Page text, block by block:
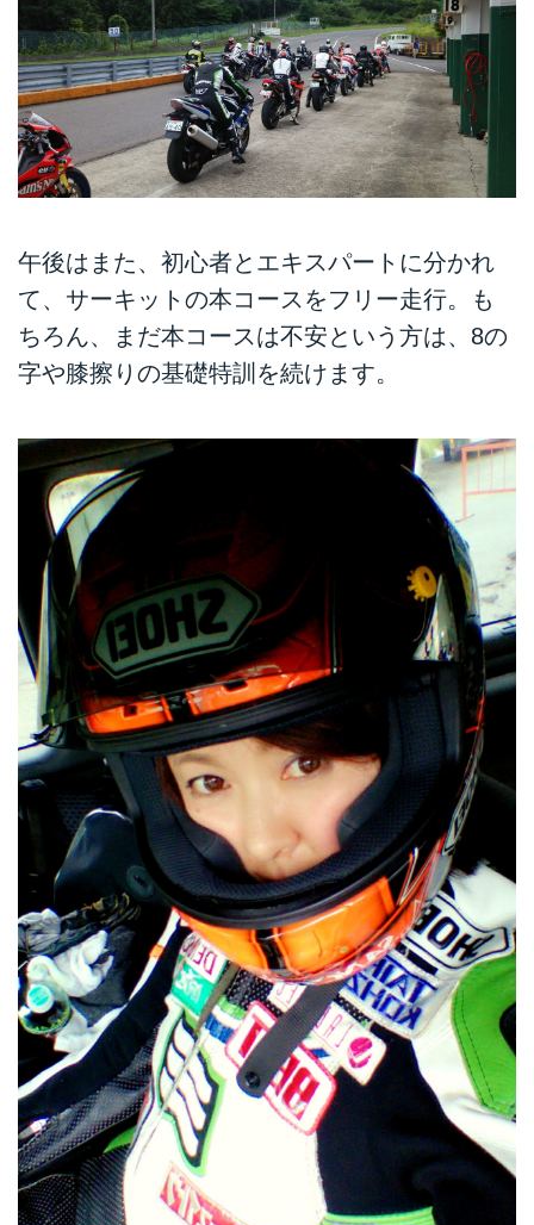
午後はまた、初心者とエキスパートに分かれ
て、サーキットの本コースをフリー走行。も
ちろん、まだ本コースは不安という方は、8の
字や膝擦りの基礎特訓を続けます。